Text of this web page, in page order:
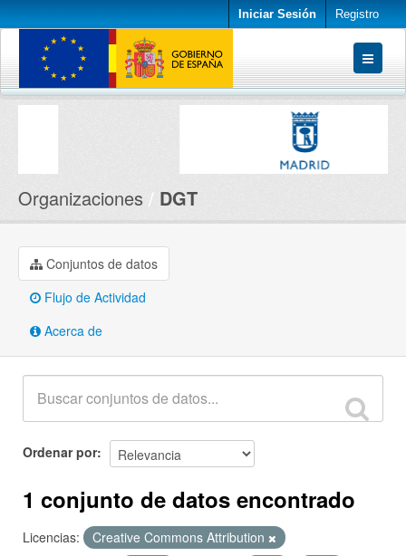
Iniciar Sesión Registro
Conjuntos de datos
Organizaciones DGT
Conjuntos de datos
Flujo de Actividad
Acerca de
Ordenar por
1 conjunto de datos encontrado
Licencias:
Creative Commons Attribution